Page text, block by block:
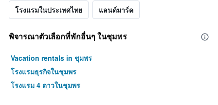
โรงแรมในประเทศไทย แลนด์มาร์ค
พิจารณาตัวเลือกที่พักอื่นๆ ในชุมพร
Vacation rentals in ชุมพร
โรงแรมธุรกิจในชุมพร
โรงแรม 4 ดาวในชุมพร